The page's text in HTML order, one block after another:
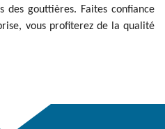
des gouttières. Faites confiance
vous profiterez de la qualité